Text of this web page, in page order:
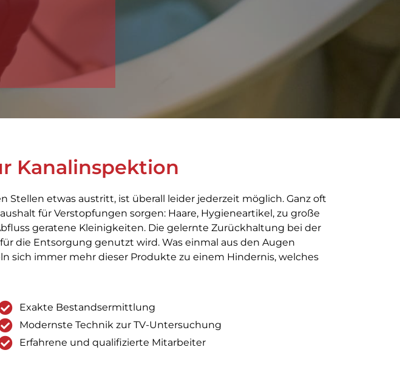
Kanalinspektion
Stellen etwas austritt, ist überall leider jederzeit möglich. Ganz oft
für Verstopfungen sorgen: Haare, Hygieneartikel, zu große
geratene Kleinigkeiten. Die gelernte Zurückhaltung bei der
die Entsorgung genutzt wird. Was einmal aus den Augen
sich immer mehr dieser Produkte zu einem Hindernis, welches
Exakte Bestandsermittlung
Modernste Technik zur TV-Untersuchung
Erfahrene und qualifizierte Mitarbeiter